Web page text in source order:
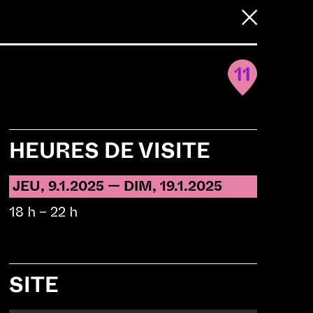
11
HEURES DE VISITE
JEU, 9.1.2025 — DIM, 19.1.2025
18 h – 22 h
SITE
MENU